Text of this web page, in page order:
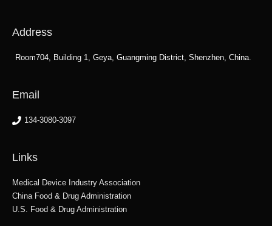
Address
Room704, Building 1, Geya, Guangming District, Shenzhen, China.
Email
134-3080-3097
Links
Medical Device Industry Association
China Food & Drug Administration
U.S. Food & Drug Administration